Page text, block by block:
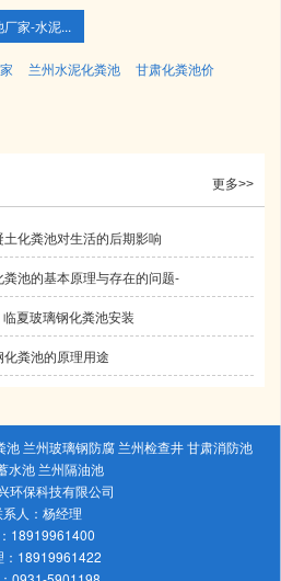
家-水泥...
兰州水泥化粪池
甘肃化粪池价
更多>>
化粪池对生活的后期影响
池的基本原理与存在的问题-
夏玻璃钢化粪池安装
粪池的原理用途
兰州玻璃钢防腐 兰州检查井 甘肃消防池
水池 兰州隔油池
环保科技有限公司
系人：杨经理
18919961400
：18919961422